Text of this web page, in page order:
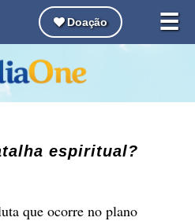
☰
Doação
espiritual?
que ocorre no plano